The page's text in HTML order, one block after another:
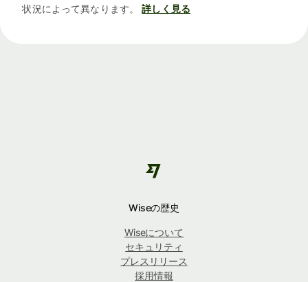
状況によって異なります。
詳しく見る
Wiseの歴史
Wiseについて
セキュリティ
プレスリリース
採用情報